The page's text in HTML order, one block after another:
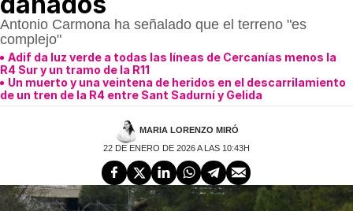
Antonio Carmona ha señalado que el terreno "es
complejo"
Adif da luz verde a todas las líneas de Cercanías menos la
R4 Sur y un tramo de la R11
Un muerto y una veintena de heridos en el descarrilamiento
de un tren de la R4 entre Sant Sadurní y Gelida
MARIA LORENZO MIRÓ
22 DE ENERO DE 2026 A LAS 10:43H